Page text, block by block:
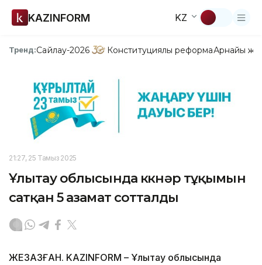
KAZINFORM KZ
Тренд:Сайлау-2026 Конституциялық реформаАрнайы
21:27, 25 Тамыз 2025
Ұлытау облысында көкнәр тұқымын
сатқан 5 азамат сотталды
ЖЕЗҚАЗҒАН. KAZINFORM – Ұлытау облысында